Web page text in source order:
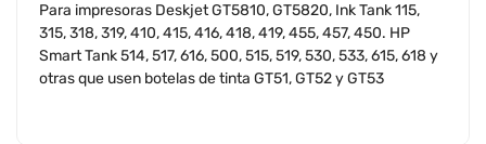
Para impresoras Deskjet GT5810, GT5820, Ink Tank 115,
315, 318, 319, 410, 415, 416, 418, 419, 455, 457, 450. HP
Smart Tank 514, 517, 616, 500, 515, 519, 530, 533, 615, 618 y
otras que usen botelas de tinta GT51, GT52 y GT53